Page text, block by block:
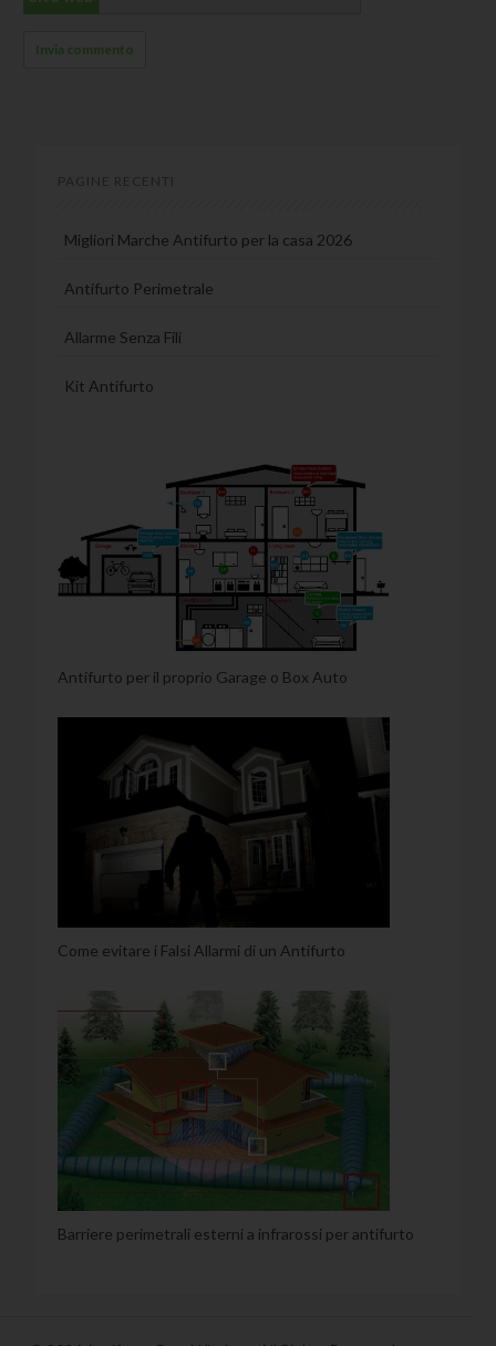
PAGINE RECENTI
Migliori Marche Antifurto per la casa 2026
Antifurto Perimetrale
Allarme Senza Fili
Kit Antifurto
Antifurto per il proprio Garage o Box Auto
Come evitare i Falsi Allarmi di un Antifurto
Barriere perimetrali esterni a infrarossi per antifurto